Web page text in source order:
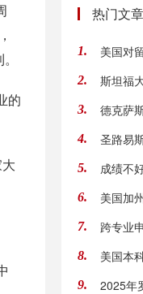
的
热门文章
1. 美国对
2.
3.
4. 圣路易
5. 成绩不
6. 美国加
7. 跨专业
8.
9.